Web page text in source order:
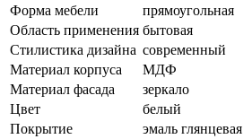
Форма мебели
прямоугольная
Область применения бытовая
Стилистика дизайна современный
Материал корпуса
МДФ
Материал фасада
зеркало
Цвет
белый
Покрытие
эмаль глянцевая